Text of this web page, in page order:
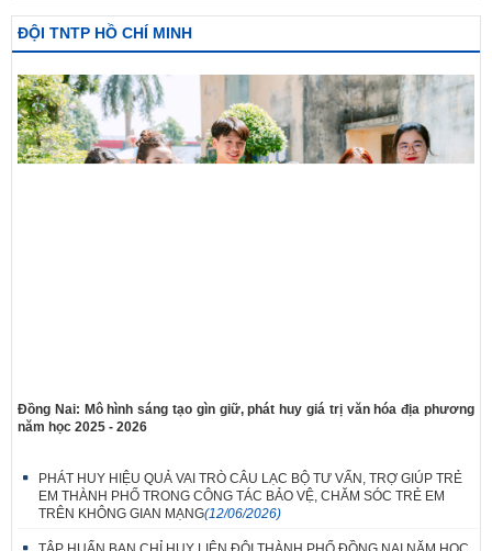
ĐỘI TNTP HỒ CHÍ MINH
Đồng Nai: Mô hình sáng tạo gìn giữ, phát huy giá trị văn hóa địa phương
năm học 2025 - 2026
PHÁT HUY HIỆU QUẢ VAI TRÒ CÂU LẠC BỘ TƯ VẤN, TRỢ GIÚP TRẺ
EM THÀNH PHỐ TRONG CÔNG TÁC BẢO VỆ, CHĂM SÓC TRẺ EM
TRÊN KHÔNG GIAN MẠNG(12/06/2026)